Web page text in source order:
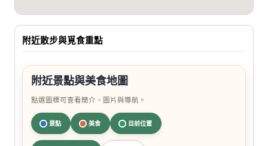
附近散步與覓食重點
附近景點與美食地圖
點選圖標可查看簡介、圖片與導航。
景點 美食 目前位置